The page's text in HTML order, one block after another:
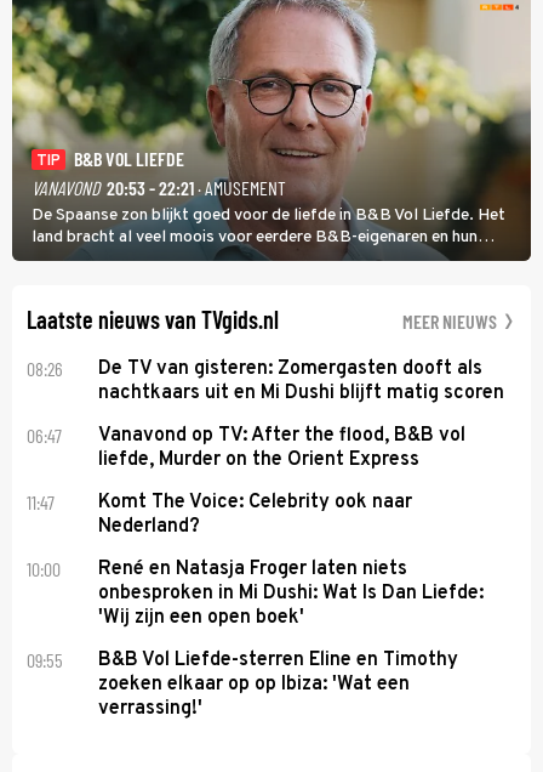
TIP
B&B VOL LIEFDE
VANAVOND 20:53 - 22:21· AMUSEMENT
De Spaanse zon blijkt goed voor de liefde in B&B Vol Liefde. Het
land bracht al veel moois voor eerdere B&B-eigenaren en hun
partners. Ook Paul runt zijn gastenverblijf in Spanje. De 62-jarige
Laatste nieuws van TVgids.nl MEER NIEUWS
08:26
De TV van gisteren: Zomergasten dooft als
nachtkaars uit en Mi Dushi blijft matig scoren
06:47
Vanavond op TV: After the flood, B&B vol
liefde, Murder on the Orient Express
11:47
Komt The Voice: Celebrity ook naar
Nederland?
10:00
René en Natasja Froger laten niets
onbesproken in Mi Dushi: Wat Is Dan Liefde:
'Wij zijn een open boek'
09:55
B&B Vol Liefde-sterren Eline en Timothy
zoeken elkaar op op Ibiza: 'Wat een
verrassing!'